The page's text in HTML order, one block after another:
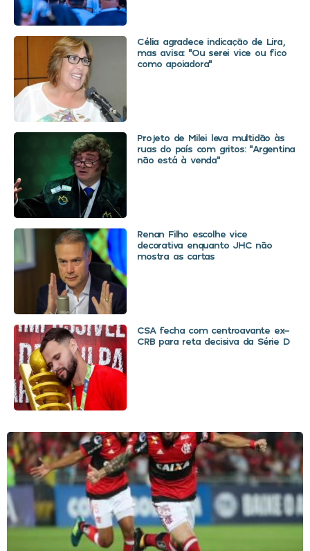
Célia agradece indicação de Lira,
mas avisa: “Ou serei vice ou fico
como apoiadora”
Projeto de Milei leva multidão às
ruas do país com gritos: “Argentina
não está à venda”
Renan Filho escolhe vice
decorativa enquanto JHC não
mostra as cartas
CSA fecha com centroavante ex-
CRB para reta decisiva da Série D